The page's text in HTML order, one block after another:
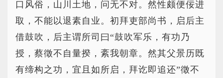
口风俗，山川土地，问无不对。然性颇便佞进
取，不能以退素自业。初拜吏部尚书，启后主
借鼓吹，后主谓所司曰“鼓吹军乐，有功乃
授，蔡徵不自量揆，紊我朝章。然其父景历既
有缔构之功，宜且如所启，拜讫即追还”徵不